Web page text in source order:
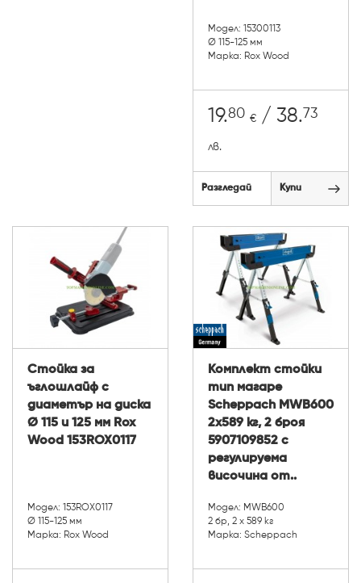
Модел: 15300113
Ø 115-125 мм
Марка: Rox Wood
19.80 € / 38.73
лв.
Разгледай Купи
Стойка за
ъглошлайф с
диаметър на диска
Ø 115 и 125 мм Rox
Wood 153ROX0117
Модел: 153ROX0117
Ø 115-125 мм
Марка: Rox Wood
Комплект стойки
тип магаре
Scheppach MWB600
2x589 кг, 2 броя
5907109852 с
регулируема
височина от..
Модел: MWB600
2 бр, 2 x 589 кг
Марка: Scheppach